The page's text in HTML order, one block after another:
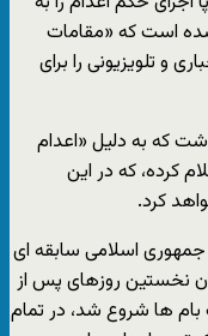
است که «مقامات
و تلویزیونی را برای
که به دلیل «اعدام
کرده، که در این
کرد.
اسلامی سابقه ای
نخستین روزهای پس از
روی پشت بام ها شروع شد، در تمام